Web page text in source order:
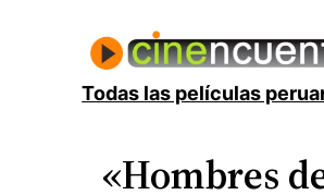
contenidoTodas las películas
«Hombres